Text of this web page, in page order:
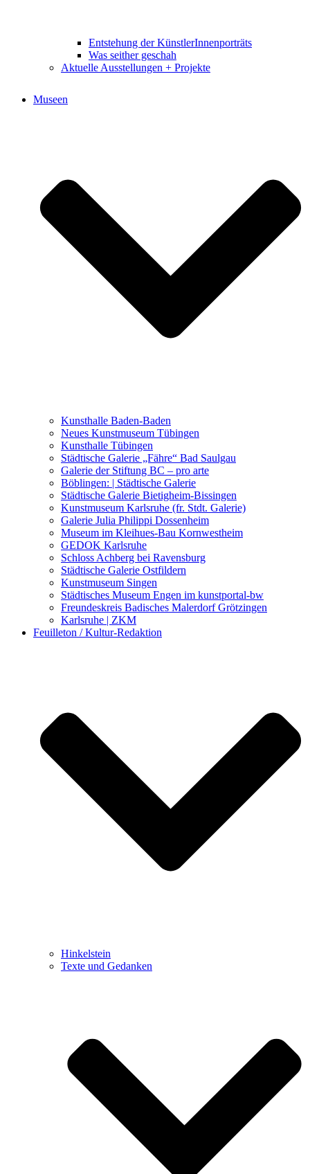
Entstehung der KünstlerInnenporträts
Was seither geschah
Aktuelle Ausstellungen + Projekte
Was seither geschah
Kunstwettbewerbe, Ausschreibungen für Künstler
Museen
Kunsthalle Baden-Baden
Neues Kunstmuseum Tübingen
Kunsthalle Tübingen
Städtische Galerie „Fähre“ Bad Saulgau
Galerie der Stiftung BC – pro arte
Böblingen: | Städtische Galerie
Städtische Galerie Bietigheim-Bissingen
Kunstmuseum Karlsruhe (fr. Stdt. Galerie)
Galerie Julia Philippi Dossenheim
Museum im Kleihues-Bau Kornwestheim
GEDOK Karlsruhe
Schloss Achberg bei Ravensburg
Städtische Galerie Ostfildern
Kunstmuseum Singen
Städtisches Museum Engen im kunstportal-bw
Freundeskreis Badisches Malerdorf Grötzingen
Karlsruhe | ZKM
Feuilleton / Kultur-Redaktion
Hinkelstein
Texte und Gedanken